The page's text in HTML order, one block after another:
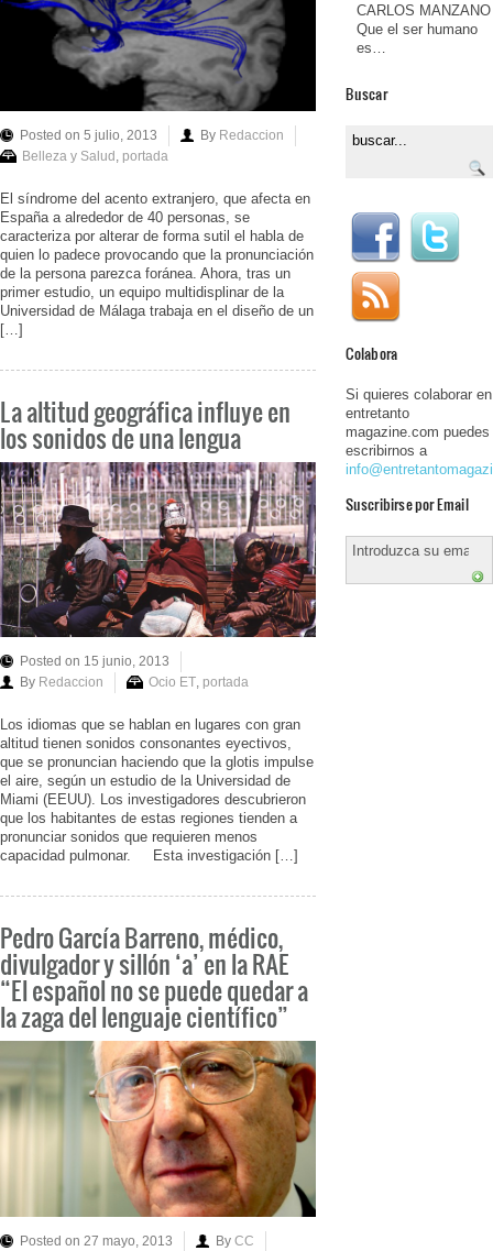
Posted on 5 julio, 2013 By Redaccion
Belleza y Salud , portada
El síndrome del acento extranjero, que afecta en
España a alrededor de 40 personas, se
caracteriza por alterar de forma sutil el habla de
quien lo padece provocando que la pronunciación
de la persona parezca foránea. Ahora, tras un
primer estudio, un equipo multidisplinar de la
Universidad de Málaga trabaja en el diseño de un
[…]
La altitud geográfica influye en
los sonidos de una lengua
Posted on 15 junio, 2013
By Redaccion Ocio ET, portada
Los idiomas que se hablan en lugares con gran
altitud tienen sonidos consonantes eyectivos,
que se pronuncian haciendo que la glotis impulse
el aire, según un estudio de la Universidad de
Miami (EEUU). Los investigadores descubrieron
que los habitantes de estas regiones tienden a
pronunciar sonidos que requieren menos
capacidad pulmonar. Esta investigación […]
Pedro García Barreno, médico,
divulgador y sillón ‘a’ en la RAE
“El español no se puede quedar a
la zaga del lenguaje científico”
Posted on 27 mayo, 2013 By CC
CARLOS MANZANO
Que el ser humano
es…
Buscar
Colabora
Si quieres colaborar en
entretanto
magazine.com puedes
escribirnos a
Suscribirse por Email